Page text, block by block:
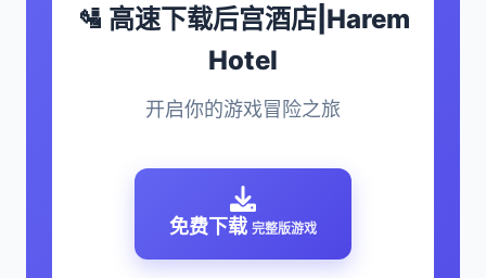
🛂 高速下载后宫酒店|Harem
Hotel
开启你的游戏冒险之旅
免费下载 完整版游戏